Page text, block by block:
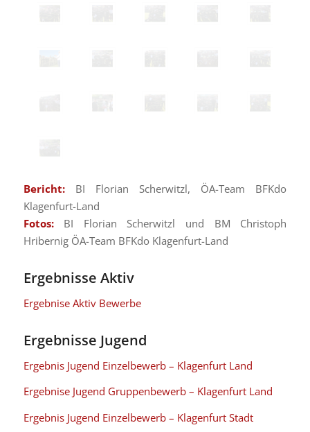
Bericht:BI Florian Scherwitzl, ÖA-Team BFKdo
Klagenfurt-Land
Fotos:BI Florian Scherwitzl und BM Christoph
Hribernig ÖA-Team BFKdo Klagenfurt-Land
Ergebnisse Aktiv
Ergebnise Aktiv Bewerbe
Ergebnisse Jugend
Ergebnis Jugend Einzelbewerb – Klagenfurt Land
Ergebnise Jugend Gruppenbewerb – Klagenfurt Land
Ergebnis Jugend Einzelbewerb – Klagenfurt Stadt